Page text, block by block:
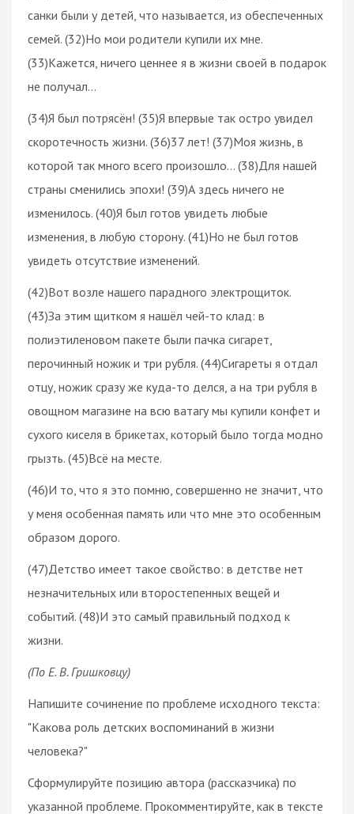
санки были у детей, что называется, из обеспеченных
семей. (32)Но мои родители купили их мне.
(33)Кажется, ничего ценнее я в жизни своей в подарок
не получал…
(34)Я был потрясён! (35)Я впервые так остро увидел
скоротечность жизни. (36)37 лет! (37)Моя жизнь, в
которой так много всего произошло… (38)Для нашей
страны сменились эпохи! (39)А здесь ничего не
изменилось. (40)Я был готов увидеть любые
изменения, в любую сторону. (41)Но не был готов
увидеть отсутствие изменений.
(42)Вот возле нашего парадного электрощиток.
(43)За этим щитком я нашёл чей-то клад: в
полиэтиленовом пакете были пачка сигарет,
перочинный ножик и три рубля. (44)Сигареты я отдал
отцу, ножик сразу же куда-то делся, а на три рубля в
овощном магазине на всю ватагу мы купили конфет и
сухого киселя в брикетах, который было тогда модно
грызть. (45)Всё на месте.
(46)И то, что я это помню, совершенно не значит, что
у меня особенная память или что мне это особенным
образом дорого.
(47)Детство имеет такое свойство: в детстве нет
незначительных или второстепенных вещей и
событий. (48)И это самый правильный подход к
жизни.
(По Е. В. Гришковцу)
Напишите сочинение по проблеме исходного текста:
"Какова роль детских воспоминаний в жизни
человека?"
Сформулируйте позицию автора (рассказчика) по
указанной проблеме. Прокомментируйте, как в тексте